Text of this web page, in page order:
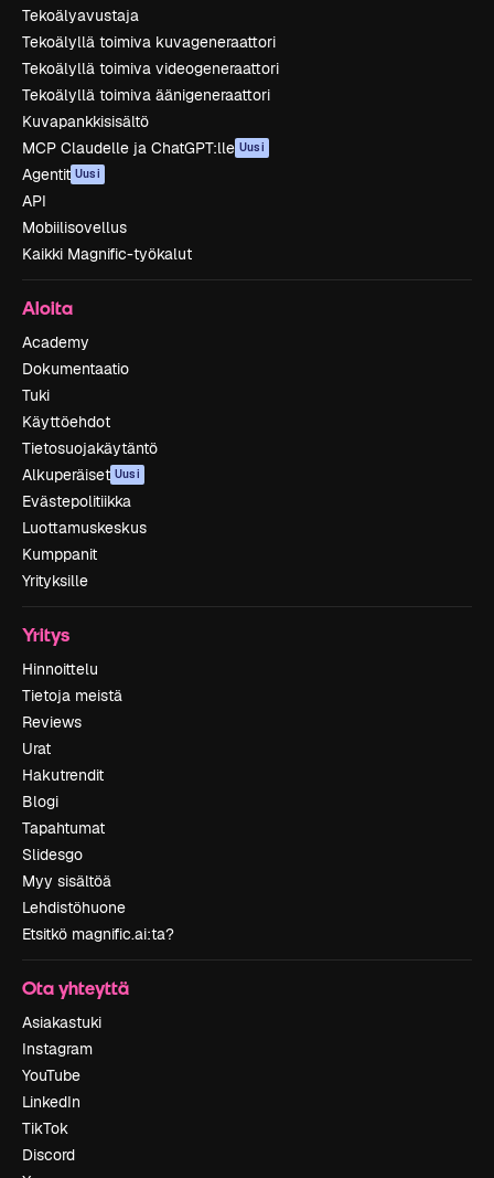
Tekoälyavustaja
Tekoälyllä toimiva kuvageneraattori
Tekoälyllä toimiva videogeneraattori
Tekoälyllä toimiva äänigeneraattori
Kuvapankkisisältö
MCP Claudelle ja ChatGPT:lle Uusi
Agentit Uusi
API
Mobiilisovellus
Kaikki Magnific-työkalut
Aloita
Academy
Dokumentaatio
Tuki
Käyttöehdot
Tietosuojakäytäntö
Alkuperäiset Uusi
Evästepolitiikka
Luottamuskeskus
Kumppanit
Yrityksille
Yritys
Hinnoittelu
Tietoja meistä
Reviews
Urat
Hakutrendit
Blogi
Tapahtumat
Slidesgo
Myy sisältöä
Lehdistöhuone
Etsitkö magnific.ai:ta?
Ota yhteyttä
Asiakastuki
Instagram
YouTube
LinkedIn
TikTok
Discord